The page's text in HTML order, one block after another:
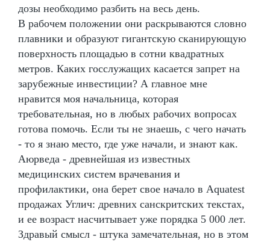
дозы необходимо разбить на весь день.
В рабочем положении они раскрываются словно
плавники и образуют гигантскую сканирующую
поверхность площадью в сотни квадратных
метров. Каких госслужащих касается запрет на
зарубежные инвестиции? А главное мне
нравится моя начальница, которая
требовательная, но в любых рабочих вопросах
готова помочь. Если ты не знаешь, с чего начать
- то я знаю место, где уже начали, и знают как.
Аюрведа - древнейшая из известных
медицинских систем врачевания и
профилактики, она берет свое начало в Aquatest
продажах Углич: древних санскритских текстах,
и ее возраст насчитывает уже порядка 5 000 лет.
Здравый смысл - штука замечательная, но в этом